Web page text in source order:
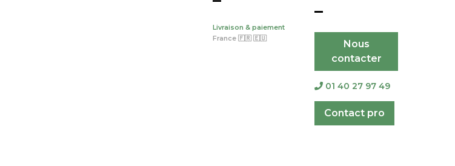
Livraison & paiement
France 🇫🇷 🇪🇺
Nous
contacter
01 40 27 97 49
Contact pro